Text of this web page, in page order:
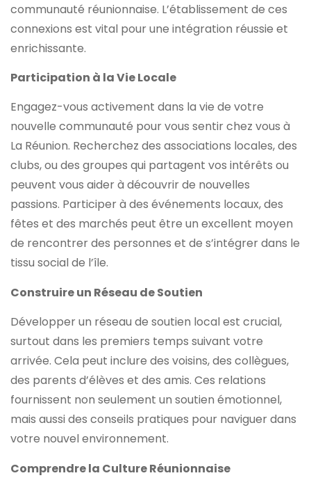
communauté réunionnaise. L’établissement de ces
connexions est vital pour une intégration réussie et
enrichissante.
Participation à la Vie Locale
Engagez-vous activement dans la vie de votre
nouvelle communauté pour vous sentir chez vous à
La Réunion. Recherchez des associations locales, des
clubs, ou des groupes qui partagent vos intérêts ou
peuvent vous aider à découvrir de nouvelles
passions. Participer à des événements locaux, des
fêtes et des marchés peut être un excellent moyen
de rencontrer des personnes et de s’intégrer dans le
tissu social de l’île.
Construire un Réseau de Soutien
Développer un réseau de soutien local est crucial,
surtout dans les premiers temps suivant votre
arrivée. Cela peut inclure des voisins, des collègues,
des parents d’élèves et des amis. Ces relations
fournissent non seulement un soutien émotionnel,
mais aussi des conseils pratiques pour naviguer dans
votre nouvel environnement.
Comprendre la Culture Réunionnaise